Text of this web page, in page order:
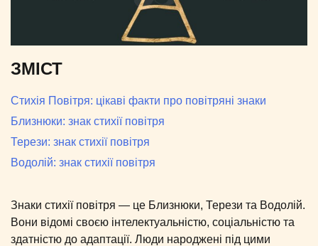
ЗМІСТ
Стихія Повітря: цікаві факти про повітряні знаки
Близнюки: знак стихії повітря
Терези: знак стихії повітря
Водолій: знак стихії повітря
Знаки стихії повітря — це Близнюки, Терези та Водолій.
Вони відомі своєю інтелектуальністю, соціальністю та
здатністю до адаптації. Люди народжені під цими